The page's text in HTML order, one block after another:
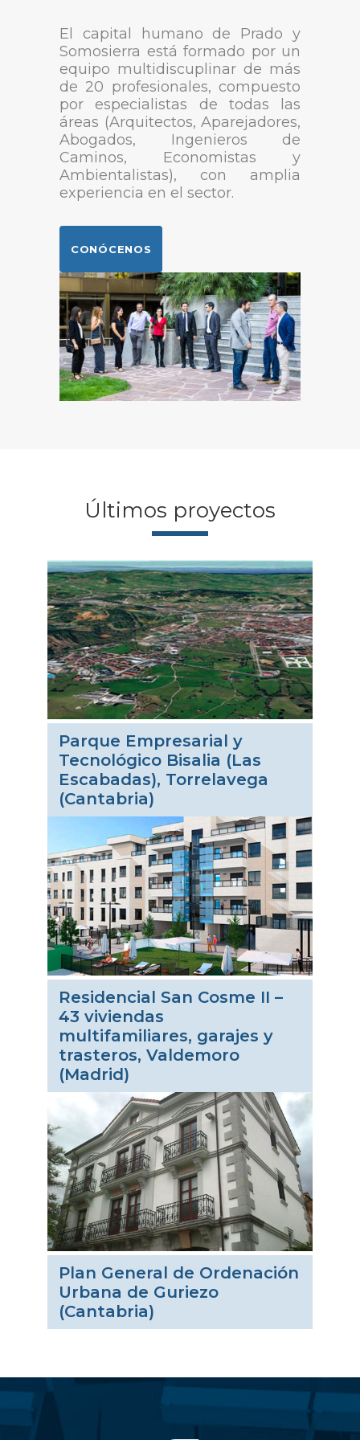
El capital humano de Prado y
Somosierra está formado por un
equipo multidiscuplinar de más
de 20 profesionales, compuesto
por especialistas de todas las
áreas (Arquitectos, Aparejadores,
Abogados, Ingenieros de
Caminos, Economistas y
Ambientalistas), con amplia
experiencia en el sector.
CONÓCENOS
Últimos proyectos
Parque Empresarial y
Tecnológico Bisalia (Las
Escabadas), Torrelavega
(Cantabria)
Residencial San Cosme II –
43 viviendas
multifamiliares, garajes y
trasteros, Valdemoro
(Madrid)
Plan General de Ordenación
Urbana de Guriezo
(Cantabria)
0
1
2
3
4
5
0
1
2